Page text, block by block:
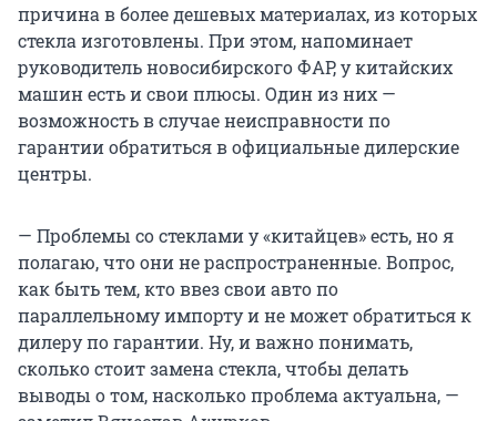
причина в более дешевых материалах, из которых
стекла изготовлены. При этом, напоминает
руководитель новосибирского ФАР, у китайских
машин есть и свои плюсы. Один из них —
возможность в случае неисправности по
гарантии обратиться в официальные дилерские
центры.
— Проблемы со стеклами у «китайцев» есть, но я
полагаю, что они не распространенные. Вопрос,
как быть тем, кто ввез свои авто по
параллельному импорту и не может обратиться к
дилеру по гарантии. Ну, и важно понимать,
сколько стоит замена стекла, чтобы делать
выводы о том, насколько проблема актуальна, —